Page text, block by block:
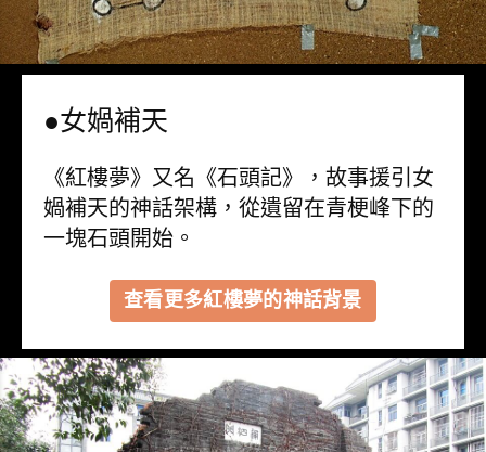
●女媧補天
《紅樓夢》又名《石頭記》，故事援引女
媧補天的神話架構，從遺留在青梗峰下的
一塊石頭開始。
查看更多紅樓夢的神話背景